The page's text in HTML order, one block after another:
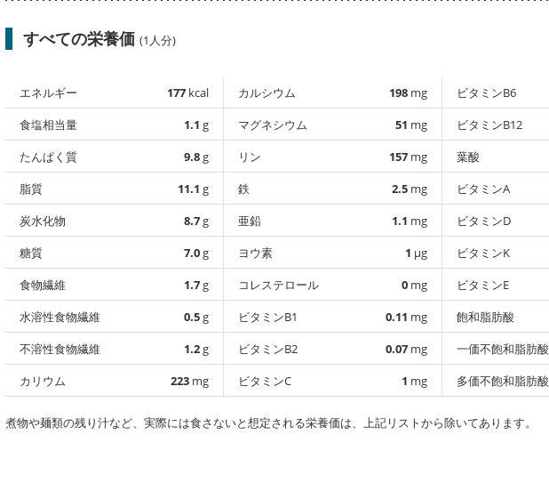
すべての栄養価 (1人分)
エネルギー 177 kcal
食塩相当量
1.1 g
たんぱく質
9.8g
脂質
11.1 g
炭水化物
8.7g
糖質
7.0g
食物繊維
1.7g
水溶性食物繊維
0.5g
不溶性食物繊維
1.2g
カリウム
223 mg
カルシウム 198 mg
マグネシウム
51 mg
リン
157 mg
鉄
2.5 mg
亜鉛
1.1 mg
ヨウ素
1 µg
コレステロール
0 mg
ビタミンB1
0.11 mg
ビタミンB2
0.07 mg
ビタミンC
1 mg
ビタミンB6
ビタミンB12
葉酸
ビタミンA
ビタミンD
ビタミンK
ビタミンE
飽和脂肪酸
一価不飽和脂肪酸
多価不飽和脂肪酸
煮物や麺類の残り汁など、実際には食さないと想定される栄養価は、上記リストから除いてあります。